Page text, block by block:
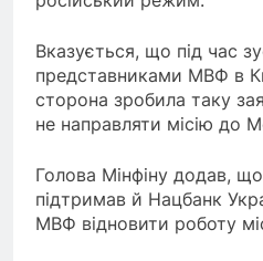
Вказується, що під час
представниками МВФ в
сторона зробила таку
не направляти місію до
Голова Мінфіну додав,
підтримав й Нацбанк
МВФ відновити роботу